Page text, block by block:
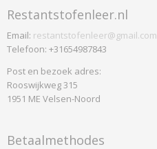
Restantstofenleer.nl
Email: restantstofenleer@gmail.com
Telefoon: +31654987843
Post en bezoek adres:
Rooswijkweg 315
1951 ME Velsen-Noord
Betaalmethodes